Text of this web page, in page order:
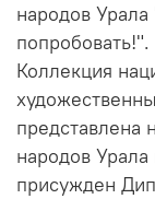
народов
попробовать!".
Коллекция
представлена
народов
присужден